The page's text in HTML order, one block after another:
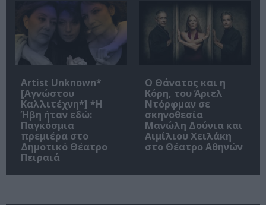
Artist Unknown*
[Αγνώστου
Καλλιτέχνη*] *Η
Ήβη ήταν εδώ:
Παγκόσμια
πρεμιέρα στο
Δημοτικό Θέατρο
Πειραιά
Ο Θάνατος και η
Κόρη, του Άριελ
Ντόρφμαν σε
σκηνοθεσία
Μανώλη Δούνια και
Αιμίλιου Χειλάκη
στο Θέατρο Αθηνών